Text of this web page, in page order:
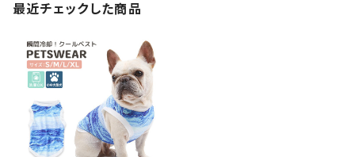
最近チェックした商品